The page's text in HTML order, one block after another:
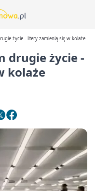
życie - litery zamienią się w kolaże
drugie życie -
kolaże